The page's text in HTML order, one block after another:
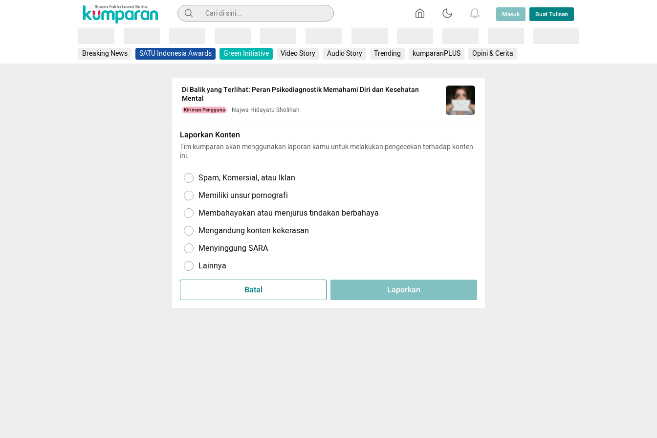
Pencarian Masuk Buat Tulisan
Breaking News SATU Indonesia Awards Green Initiative Video Story Audio Story Trending kumparanPLUS Opini & Cerita
Di Balik yang Terlihat: Peran Psikodiagnostik Memahami Diri dan Kesehatan
Mental
Kiriman Pengguna Najwa Hidayatu Sholihah
Laporkan Konten
Tim kumparan akan menggunakan laporan kamu untuk melakukan pengecekan terhadap konten
ini.
Spam, Komersial, atau Iklan
Memiliki unsur pornografi
Membahayakan atau menjurus tindakan berbahaya
Mengandung konten kekerasan
Menyinggung SARA
Lainnya
Batal Laporkan